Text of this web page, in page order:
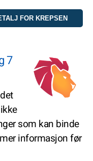
7
som kan binde
informasjon før